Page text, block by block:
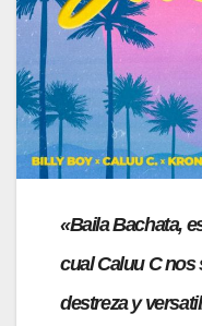
«Baila Bachata,
cual Caluu C
destreza y